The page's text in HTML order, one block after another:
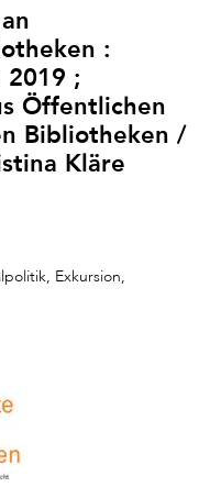
:
2019 ;
Öffentlichen
Bibliotheken /
Kläre
Exkursion,